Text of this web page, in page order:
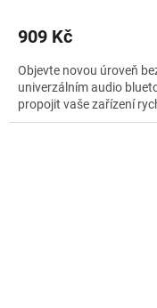
909 Kč
Objevte novou úroveň
univerzálním audio
propojit vaše zařízení